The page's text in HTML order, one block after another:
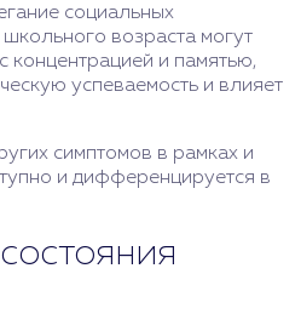
социальных
возраста могут
и памятью,
успеваемость и влияет
симптомов в рамках и
и дифференцируется в